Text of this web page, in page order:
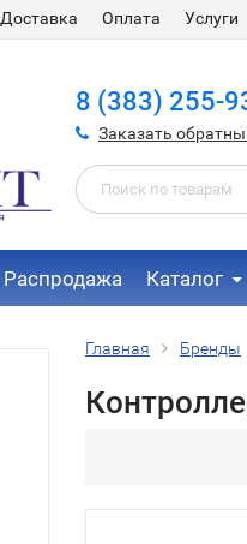
Доставка Оплата Услуги
8 (383) 255-
Заказать
Распродажа Каталог
Главная Бренды